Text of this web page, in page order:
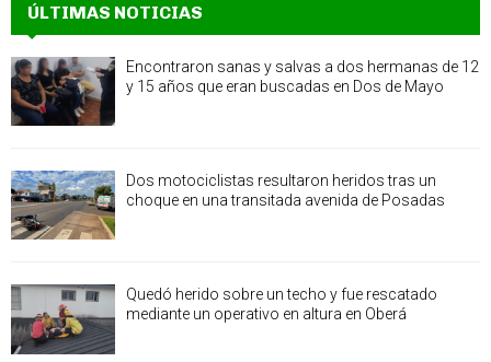
ÚLTIMAS NOTICIAS
Encontraron sanas y salvas a dos hermanas de 12
y 15 años que eran buscadas en Dos de Mayo
Dos motociclistas resultaron heridos tras un
choque en una transitada avenida de Posadas
Quedó herido sobre un techo y fue rescatado
mediante un operativo en altura en Oberá